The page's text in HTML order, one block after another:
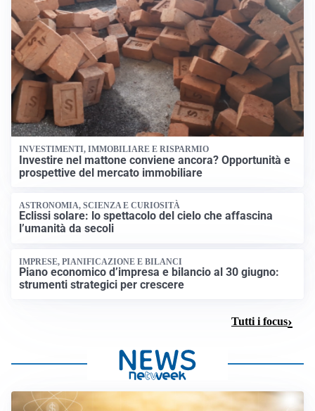
INVESTIMENTI, IMMOBILIARE E RISPARMIO
Investire nel mattone conviene ancora? Opportunità e
prospettive del mercato immobiliare
ASTRONOMIA, SCIENZA E CURIOSITÀ
Eclissi solare: lo spettacolo del cielo che affascina
l’umanità da secoli
IMPRESE, PIANIFICAZIONE E BILANCI
Piano economico d’impresa e bilancio al 30 giugno:
strumenti strategici per crescere
Tutti i focus